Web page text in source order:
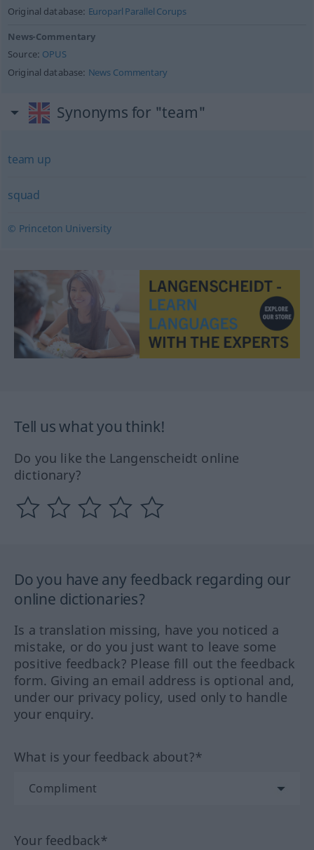
Original database: Europarl Parallel Corups
News-Commentary
Source: OPUS
Original database: News Commentary
Synonyms for "team"
team up
squad
© Princeton University
Tell us what you think!
Do you like the Langenscheidt online
dictionary?
Do you have any feedback regarding our
online dictionaries?
Is a translation missing, have you noticed a
mistake, or do you just want to leave some
positive feedback? Please fill out the feedback
form. Giving an email address is optional and,
under our privacy policy, used only to handle
your enquiry.
What is your feedback about?*
Your feedback*